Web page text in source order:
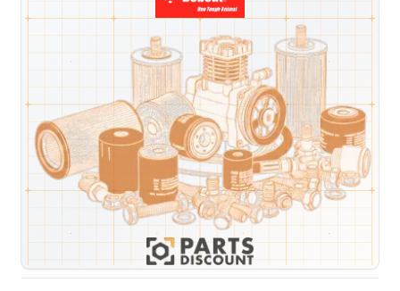
Expédition et Retours
sous 48-
72h
—
Sous réserve de disponibilité des stocks.
Livraison estimée 24h/48h par les
transporteurs.
France
métropolitaine
Livraison exclusivement en France
métropolitaine (hors Corse et DOM-
TOM).
totale
Pas de surprise : le coût exact est
calculé selon le poids et le volume de
votre commande avant paiement.